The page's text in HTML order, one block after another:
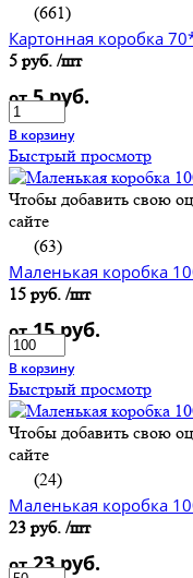
(661)
Картонная коробка
5 руб. /шт
от5 руб.
В корзину
Быстрый просмотр
Чтобы добавить свою
сайте
(63)
Маленькая коробка
15 руб. /шт
от15 руб.
В корзину
Быстрый просмотр
Чтобы добавить свою
сайте
(24)
Маленькая коробка
23 руб. /шт
от23 руб.